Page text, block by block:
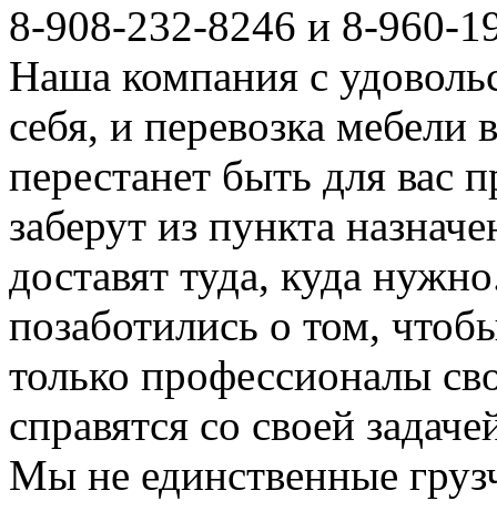
8-908-232-8246 и 8-960-
Наша компания с
себя, и перевозка
перестанет быть для вас
заберут из пункта
доставят туда, куда
позаботились о том,
только профессионалы
справятся со своей
Мы не единственные